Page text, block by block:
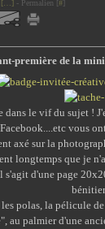
[ ] - Permalien [#]
première de la
le vif du sujet !
vous
axé sur la
longtemps que je
d'une page
polas, la pélicule
au palmier d'une